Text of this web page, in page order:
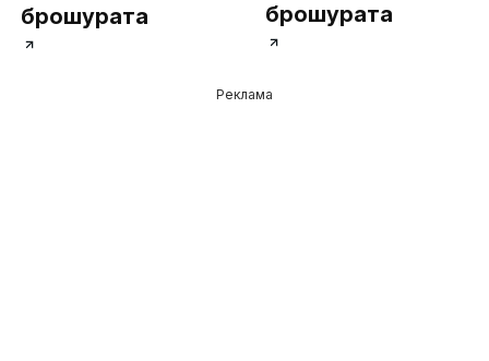
брошурата
брошурата
Реклама